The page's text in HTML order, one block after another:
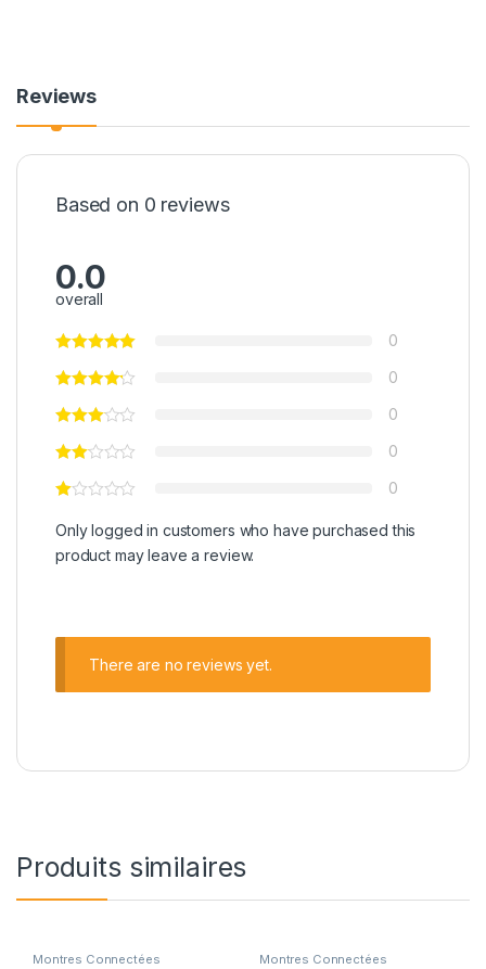
Reviews
Based on 0 reviews
0.0
overall
0
0
0
0
0
Only logged in customers who have purchased this
product may leave a review.
There are no reviews yet.
Produits similaires
Montres Connectées Montres Connectées